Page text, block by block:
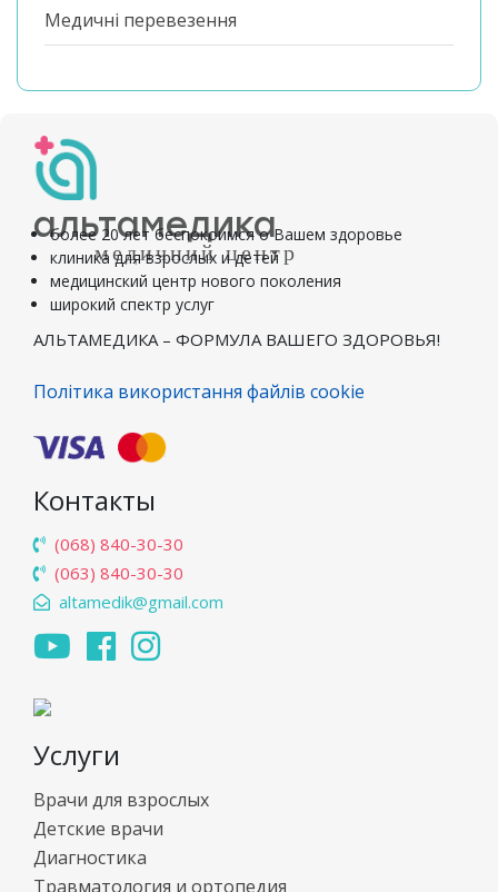
Медичні перевезення
альтамедика
медичний центр
более 20 лет беспокоимся о Вашем здоровье
клиника для взрослых и детей
медицинский центр нового поколения
широкий спектр услуг
АЛЬТАМЕДИКА – ФОРМУЛА ВАШЕГО ЗДОРОВЬЯ!
Політика використання файлів cookie
Контакты
(068) 840-30-30
(063) 840-30-30
altamedik@gmail.com
Услуги
Врачи для взрослых
Детские врачи
Диагностика
Травматология и ортопедия